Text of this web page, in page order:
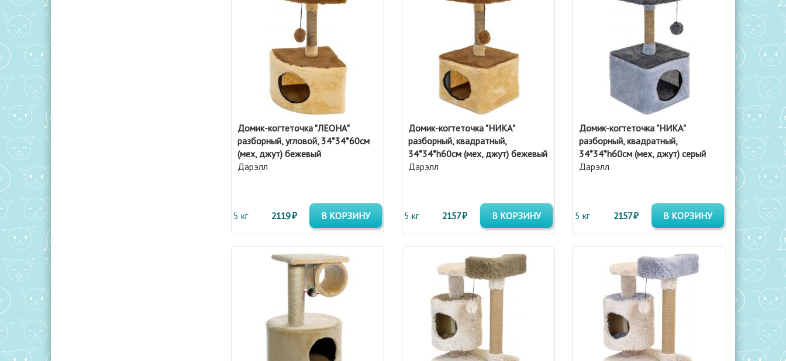
Домик-когтеточка "ЛЕОНА"
разборный, угловой, 34*34*60см
(мех, джут) бежевый
Дарэлл
5 кг 2119 ₽ В КОРЗИНУ
Домик-когтеточка "НИКА"
разборный, квадратный,
34*34*h60см (мех, джут) бежевый
Дарэлл
5 кг 2157 ₽ В КОРЗИНУ
Домик-когтеточка "НИКА"
разборный, квадратный,
34*34*h60см (мех, джут) серый
Дарэлл
5 кг 2157 ₽ В КОРЗИНУ